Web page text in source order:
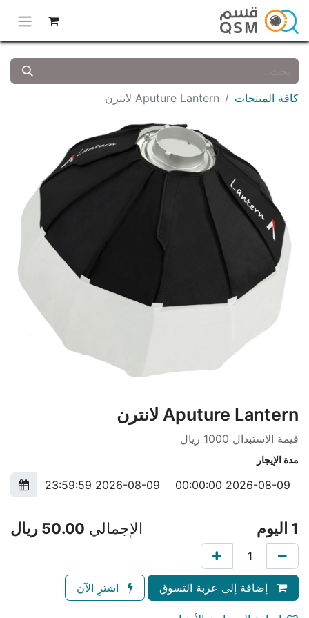
كافة المنتجات Aputure Lantern لانترن
Aputure Lantern لانترن
قيمة الاستبدال 1000 ريال
مدة الإيجار
1 اليوم الإجمالي 50.00 ريال
إضافة إلى عربة التسوق اشترِ الآن